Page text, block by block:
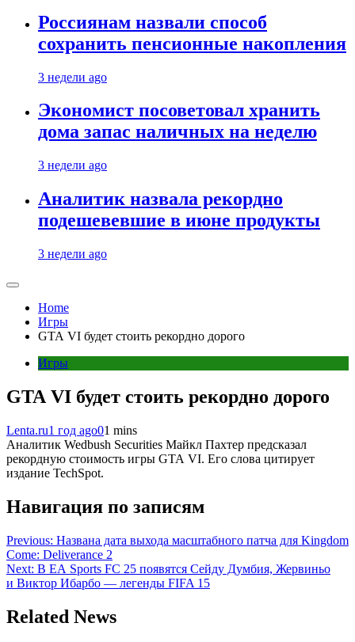
Россиянам назвали способ
сохранить пенсионные накопления
3 недели ago
Экономист посоветовал хранить
дома запас наличных на неделю
3 недели ago
Аналитик назвала рекордно
подешевевшие в июне продукты
3 недели ago
Home
Игры
GTA VI будет стоить рекордно дорого
Игры
GTA VI будет стоить рекордно дорого
Lenta.ru1 год ago01 mins
Аналитик Wedbush Securities Майкл Пахтер предсказал
рекордную стоимость игры GTA VI. Его слова цитирует
издание TechSpot.
Навигация по записям
Previous: Названа дата выхода масштабного патча для Kingdom
Come: Deliverance 2
Next: В EA Sports FC 25 появятся Сейду Думбия, Жервиньо
и Виктор Ибарбо — легенды FIFA 15
Related News